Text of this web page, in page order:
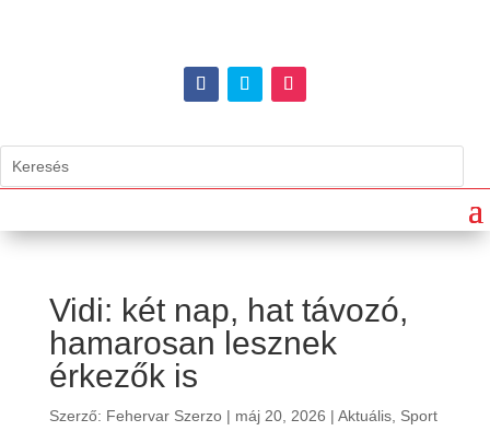
Vidi: két nap, hat távozó,
hamarosan lesznek
érkezők is
Szerző: Fehervar Szerzo| máj 20, 2026 | Aktuális, Sport